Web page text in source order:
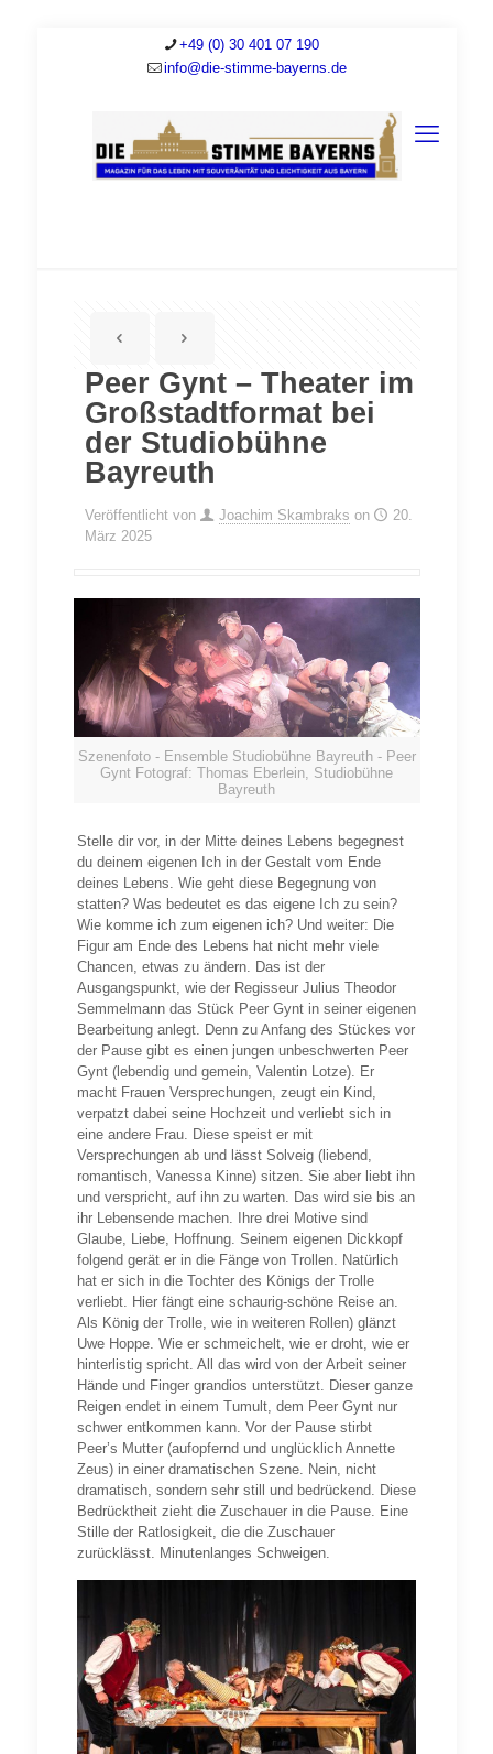
+49 (0) 30 401 07 190
info@die-stimme-bayerns.de
Peer Gynt – Theater im
Großstadtformat bei
der Studiobühne
Bayreuth
Veröffentlicht von Joachim Skambraks on
20.
März 2025
Szenenfoto - Ensemble Studiobühne Bayreuth - Peer
Gynt Fotograf: Thomas Eberlein, Studiobühne
Bayreuth
Stelle dir vor, in der Mitte deines Lebens begegnest
du deinem eigenen Ich in der Gestalt vom Ende
deines Lebens. Wie geht diese Begegnung von
statten? Was bedeutet es das eigene Ich zu sein?
Wie komme ich zum eigenen ich? Und weiter: Die
Figur am Ende des Lebens hat nicht mehr viele
Chancen, etwas zu ändern. Das ist der
Ausgangspunkt, wie der Regisseur Julius Theodor
Semmelmann das Stück Peer Gynt in seiner eigenen
Bearbeitung anlegt. Denn zu Anfang des Stückes vor
der Pause gibt es einen jungen unbeschwerten Peer
Gynt (lebendig und gemein, Valentin Lotze). Er
macht Frauen Versprechungen, zeugt ein Kind,
verpatzt dabei seine Hochzeit und verliebt sich in
eine andere Frau. Diese speist er mit
Versprechungen ab und lässt Solveig (liebend,
romantisch, Vanessa Kinne) sitzen. Sie aber liebt ihn
und verspricht, auf ihn zu warten. Das wird sie bis an
ihr Lebensende machen. Ihre drei Motive sind
Glaube, Liebe, Hoffnung. Seinem eigenen Dickkopf
folgend gerät er in die Fänge von Trollen. Natürlich
hat er sich in die Tochter des Königs der Trolle
verliebt. Hier fängt eine schaurig-schöne Reise an.
Als König der Trolle, wie in weiteren Rollen) glänzt
Uwe Hoppe. Wie er schmeichelt, wie er droht, wie er
hinterlistig spricht. All das wird von der Arbeit seiner
Hände und Finger grandios unterstützt. Dieser ganze
Reigen endet in einem Tumult, dem Peer Gynt nur
schwer entkommen kann. Vor der Pause stirbt
Peer’s Mutter (aufopfernd und unglücklich Annette
Zeus) in einer dramatischen Szene. Nein, nicht
dramatisch, sondern sehr still und bedrückend. Diese
Bedrücktheit zieht die Zuschauer in die Pause. Eine
Stille der Ratlosigkeit, die die Zuschauer
zurücklässt. Minutenlanges Schweigen.